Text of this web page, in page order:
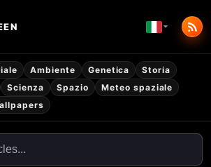
Ambiente Genetica
Storia
Scienza Spazio
Meteo spaziale